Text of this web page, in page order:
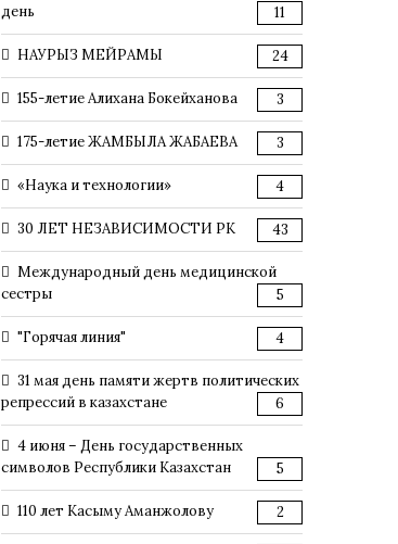
день
11
НАУРЫЗ МЕЙРАМЫ 24
155-летие Алихана Бокейханова 3
175-летие ЖАМБЫЛА ЖАБАЕВА 3
«Наука и технологии» 4
30 ЛЕТ НЕЗАВИСИМОСТИ РК 43
Международный день медицинской
сестры
5
"Горячая линия" 4
31 мая день памяти жертв политических
репрессий в казахстане
6
4 июня – День государственных
символов Республики Казахстан
5
110 лет Касыму Аманжолову 2